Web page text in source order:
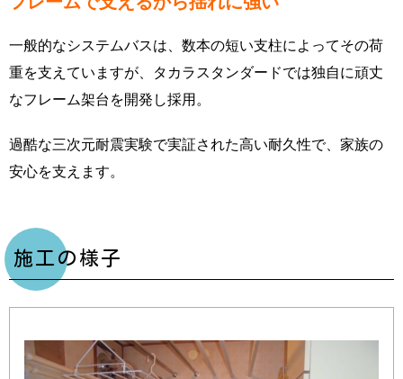
一般的なシステムバスは、数本の短い支柱によってその荷
重を支えていますが、タカラスタンダードでは独自に頑丈
なフレーム架台を開発し採用。
過酷な三次元耐震実験で実証された高い耐久性で、家族の
安心を支えます。
施工の様子